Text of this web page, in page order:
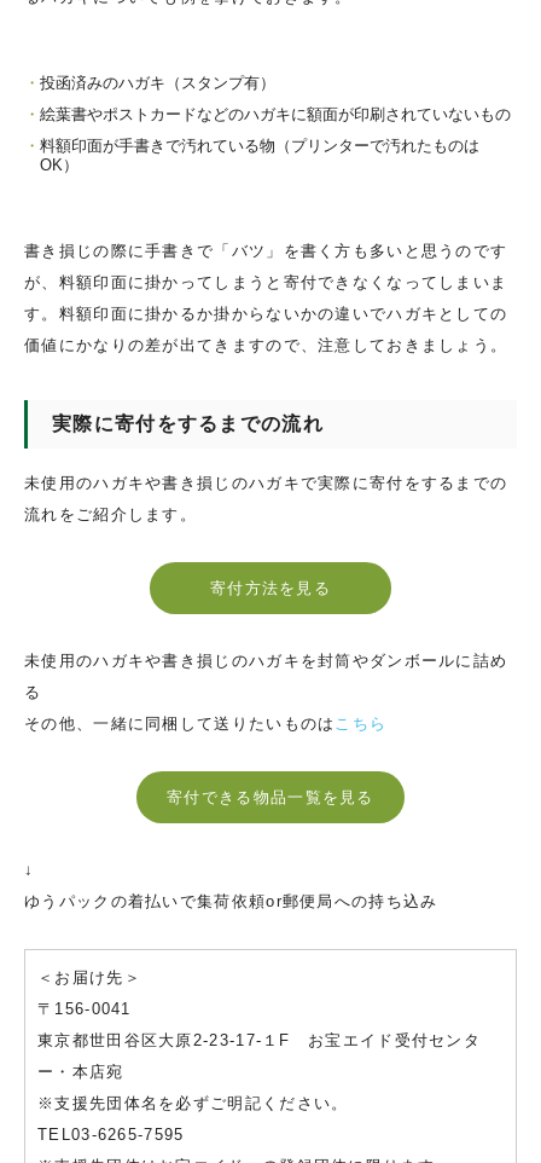
投函済みのハガキ（スタンプ有）
絵葉書やポストカードなどのハガキに額面が印刷されていないもの
料額印面が手書きで汚れている物（プリンターで汚れたものは
OK）
書き損じの際に手書きで「バツ」を書く方も多いと思うのです
が、料額印面に掛かってしまうと寄付できなくなってしまいま
す。料額印面に掛かるか掛からないかの違いでハガキとしての
価値にかなりの差が出てきますので、注意しておきましょう。
実際に寄付をするまでの流れ
未使用のハガキや書き損じのハガキで実際に寄付をするまでの
流れをご紹介します。
寄付方法を見る
未使用のハガキや書き損じのハガキを封筒やダンボールに詰め
る
その他、一緒に同梱して送りたいものは こちら
寄付できる物品一覧を見る
↓
ゆうパックの着払いで集荷依頼or郵便局への持ち込み
＜お届け先＞
〒156-0041
東京都世田谷区大原2-23-17-１F お宝エイド受付センタ
ー・本店宛
※支援先団体名を必ずご明記ください。
TEL03-6265-7595